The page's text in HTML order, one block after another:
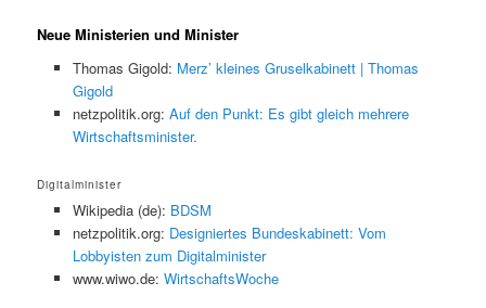
Neue Ministerien und Minister
Thomas Gigold: Merz’ kleines Gruselkabinett | Thomas
Gigold
netzpolitik.org: Auf den Punkt: Es gibt gleich mehrere
Wirtschaftsminister.
Digitalminister
Wikipedia (de): BDSM
netzpolitik.org: Designiertes Bundeskabinett: Vom
Lobbyisten zum Digitalminister
www.wiwo.de: WirtschaftsWoche